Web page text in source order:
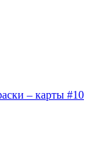
– карты #10